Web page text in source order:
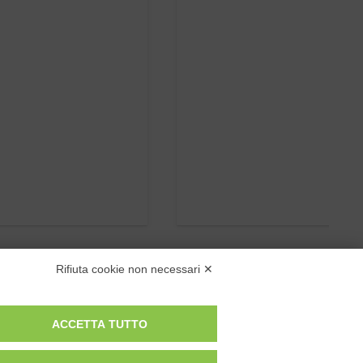
Rifiuta cookie non necessari ✕
ACCETTA TUTTO